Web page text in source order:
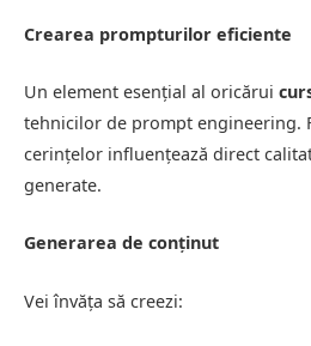
Crearea prompturilor eficiente
Un element esențial al oricărui
tehnicilor de prompt engineering.
cerințelor influențează direct
generate.
Generarea de conținut
Vei învăța să creezi: